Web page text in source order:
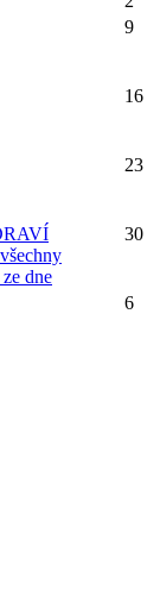
9
16
23
dne
30
6